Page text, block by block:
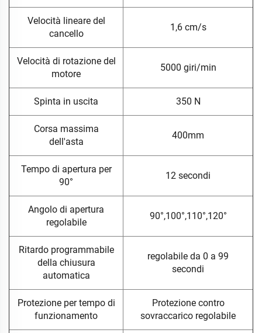
Velocità lineare del
cancello
1,6 cm/s
Velocità di rotazione del
motore
5000 giri/min
Spinta in uscita 350 N
Corsa massima
dell'asta
400mm
Tempo di apertura per
90°
12 secondi
Angolo di apertura
regolabile
90°,100°,110°,120°
Ritardo programmabile
della chiusura
automatica
regolabile da 0 a 99
secondi
Protezione per tempo di
funzionamento
Protezione contro
sovraccarico regolabile